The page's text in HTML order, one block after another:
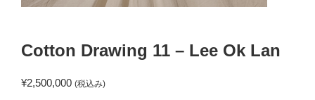
Cotton Drawing 11 – Lee Ok Lan
¥2,500,000 (税込み)